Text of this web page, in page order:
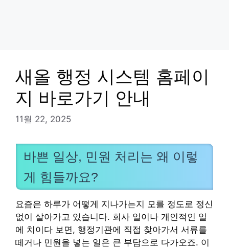
새올 행정 시스템 홈페이
지 바로가기 안내
11월 22, 2025
바쁜 일상, 민원 처리는 왜 이렇
게 힘들까요?
요즘은 하루가 어떻게 지나가는지 모를 정도로 정신
없이 살아가고 있습니다. 회사 일이나 개인적인 일
에 치이다 보면, 행정기관에 직접 찾아가서 서류를
떼거나 민원을 넣는 일은 큰 부담으로 다가오죠. 이